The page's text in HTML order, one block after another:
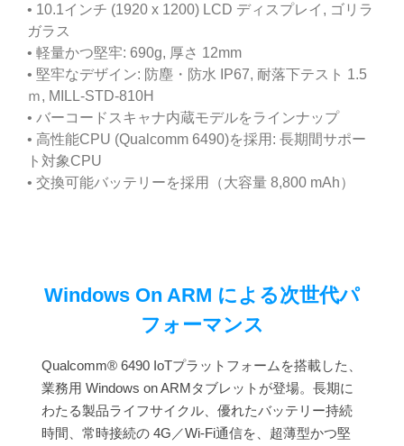
• 10.1インチ (1920 x 1200) LCD ディスプレイ, ゴリラ
ガラス
• 軽量かつ堅牢: 690g, 厚さ 12mm
• 堅牢なデザイン: 防塵・防水 IP67, 耐落下テスト 1.5
ｍ, MILL-STD-810H
• バーコードスキャナ内蔵モデルをラインナップ
• 高性能CPU (Qualcomm 6490)を採用: 長期間サポー
ト対象CPU
• 交換可能バッテリーを採用（大容量 8,800 mAh）
Windows On ARM による次世代パ
フォーマンス
Qualcomm® 6490 IoTプラットフォームを搭載した、
業務用 Windows on ARMタブレットが登場。長期に
わたる製品ライフサイクル、優れたバッテリー持続
時間、常時接続の 4G／Wi-Fi通信を、超薄型かつ堅